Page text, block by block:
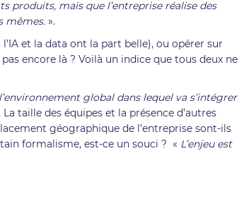
produits, mais que l’entreprise réalise des
mêmes. ».
et la data ont la part belle), ou opérer sur
encore là ? Voilà un indice que tous deux ne
global dans lequel va s’intégrer
La taille des équipes et la présence d’autres
géographique de l’entreprise sont-ils
formalisme, est-ce un souci ? « L’enjeu est